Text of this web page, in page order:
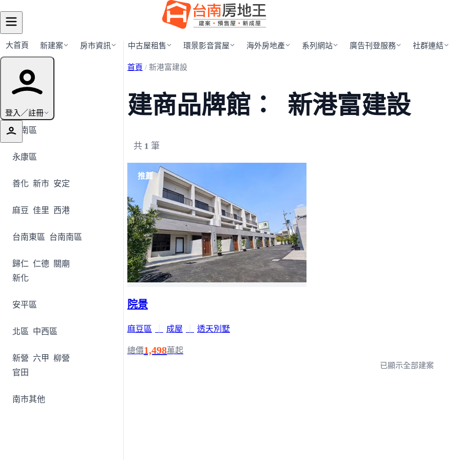
大首頁 新建案 房市資訊 中古屋租售 環景影音賞屋 海外房地產 系列網站 廣告刊登服務 社群連結
登入／註冊
行政區導覽
安南區
永康區
善化 新市 安定
麻豆 佳里 西港
台南東區 台南南區
歸仁 仁德 關廟
新化
安平區
北區 中西區
新營 六甲 柳營
官田
南市其他
首頁 / 新港富建設
建商品牌館： 新港富建設
共 1 筆
推薦
院景
麻豆區 成屋 透天別墅
總價1,498萬起
已顯示全部建案